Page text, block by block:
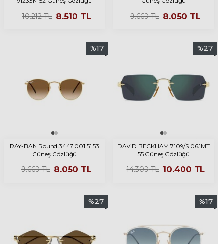
10.212TL 8.510 TL 9.660TL 8.050 TL
%17
RAY-BAN Round 3447 001 51 53
Güneş Gözlüğü
9.660TL 8.050 TL
%27
DAVID BECKHAM 7109/S 06JMT
55 Güneş Gözlüğü
14.300TL 10.400 TL
%27 %17